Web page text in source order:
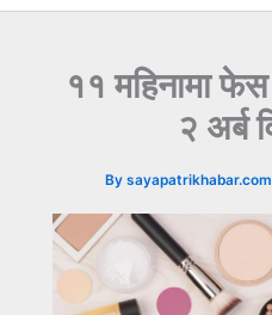
११ महिनामा
२ अर्ब
By sayapatrikhabar.com